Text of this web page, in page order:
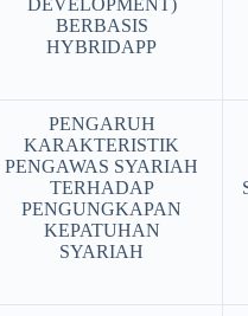
BERBASIS
HYBRIDAPP
PENGARUH
KARAKTERISTIK
PENGAWAS SYARIAH
TERHADAP
PENGUNGKAPAN
KEPATUHAN
SYARIAH